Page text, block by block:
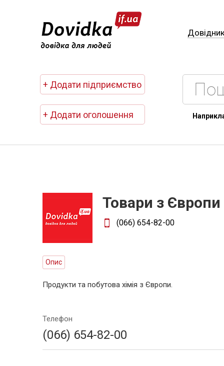
+ Додати підприємство
+ Додати оголошення
Товари з Європи
(066) 654-82-00
Опис
Продукти та побутова хімія з Європи.
Телефон
(066) 654-82-00